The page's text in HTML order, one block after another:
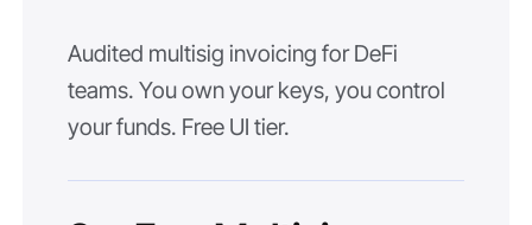
Audited multisig invoicing for DeFi
teams. You own your keys, you control
your funds. Free UI tier.